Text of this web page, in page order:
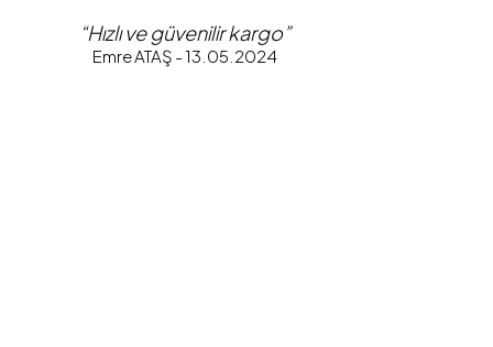
“Hızlı ve güvenilir kargo”
Emre ATAŞ - 13.05.2024